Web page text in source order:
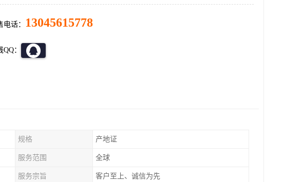
电话： 13045615778
QQ：
规格 产地证
服务范围 全球
服务宗旨 客户至上、诚信为先